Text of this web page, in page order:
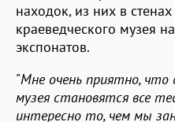
находок, из них в
краеведческого музея
экспонатов.
"Мне очень приятно,
музея становятся все
интересно то, чем мы